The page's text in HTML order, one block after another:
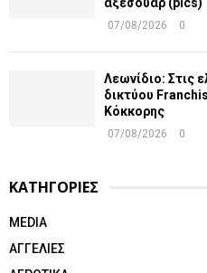
07/08/2026 0
Λεωνίδιο: Στις
δικτύου
Κόκκορης
07/08/2026 0
ΚΑΤΗΓΟΡΙΕΣ
MEDIA
ΑΓΓΕΛΙΕΣ